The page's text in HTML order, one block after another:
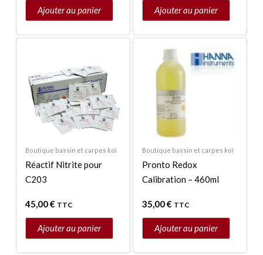
Ajouter au panier Ajouter au panier
Boutique bassin et carpes koï
Réactif Nitrite pour
C203
45,00€ TTC
Ajouter au panier
Boutique bassin et carpes koï
Pronto Redox
Calibration – 460ml
35,00€ TTC
Ajouter au panier